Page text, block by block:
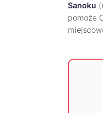
Sanoku
pomoże